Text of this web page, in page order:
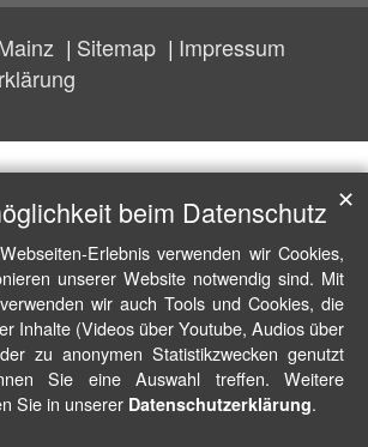
Sitemap
Impressum
beim Datenschutz
Erlebnis verwenden wir Cookies,
unserer Website notwendig sind. Mit
wir auch Tools und Cookies, die
Inhalte (Videos über Youtube, Audios über
zu anonymen Statistikzwecken genutzt
Sie eine Auswahl treffen. Weitere
Sie in unserer Datenschutzerklärung.
✕